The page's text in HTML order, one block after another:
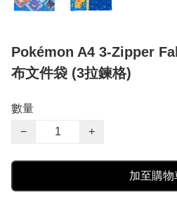
Pokémon A4 3-Zipper
布文件袋 (3拉鍊格)
數量
−
+
加至購物